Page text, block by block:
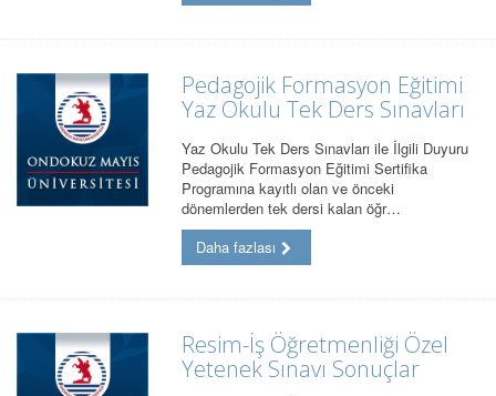
Pedagojik Formasyon Eğitimi
Yaz Okulu Tek Ders Sınavları
Yaz Okulu Tek Ders Sınavları ile İlgili Duyuru
Pedagojik Formasyon Eğitimi Sertifika
Programına kayıtlı olan ve önceki
dönemlerden tek dersi kalan öğr…
Daha fazlası
Resim-İş Öğretmenliği Özel
Yetenek Sınavı Sonuçlar